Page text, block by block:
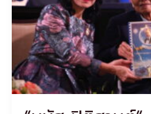
เพลง
ดัง
หนัง-
ละคร
มอบ
ลิขสิทธิ์